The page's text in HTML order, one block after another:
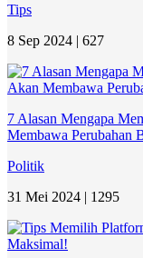
Tips
8 Sep 2024 | 627
7 Alasan Mengapa
Membawa Perubahan
Politik
31 Mei 2024 | 1295